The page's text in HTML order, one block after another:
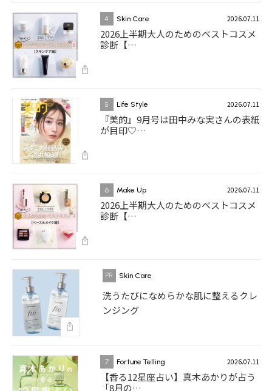
4 Skin Care 2026.07.11
2026上半期大人のためのベストコスメ
診断【…
5 Life Style 2026.07.11
『美的』9月号は田中みな実さんの表紙
が目印♡…
6 Make Up 2026.07.11
2026上半期大人のためのベストコスメ
診断【…
Skin Care
洗うたびになめらかな肌に整えるクレ
ンジング
7 Fortune Telling 2026.07.11
【香る12星座占い】真木あかりが占う
「8月の…